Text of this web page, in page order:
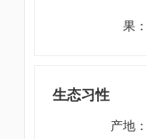
果 ：
生态习性
产地 ：